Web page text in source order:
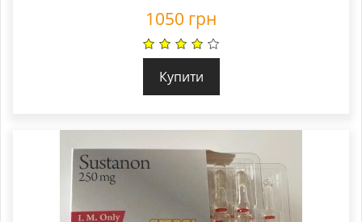
1050 грн
Купити